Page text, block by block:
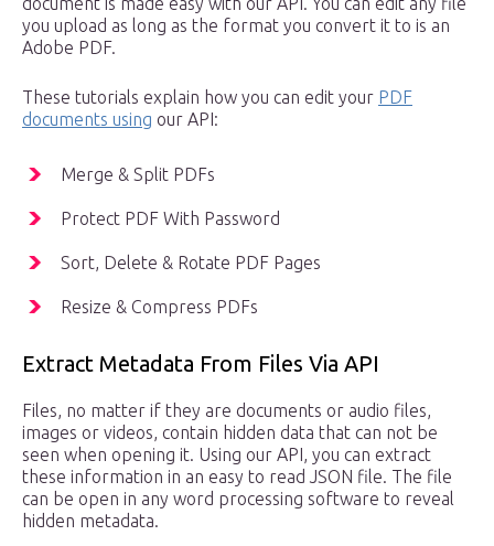
you upload as long as the format you convert it to is an
Adobe PDF.
These tutorials explain how you can edit your PDF
documents using our API:
Merge & Split PDFs
Protect PDF With Password
Sort, Delete & Rotate PDF Pages
Resize & Compress PDFs
Extract Metadata From Files Via API
Files, no matter if they are documents or audio files,
images or videos, contain hidden data that can not be
seen when opening it. Using our API, you can extract
these information in an easy to read JSON file. The file
can be open in any word processing software to reveal
hidden metadata.